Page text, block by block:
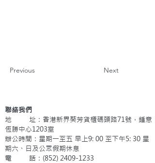
Previous Next
聯絡我們
地 址：香港新界葵芳貨櫃碼頭路71號，鍾意
恆勝中心1203室
辦公時間：星期一至五 早上9: 00 至下午5: 30 星
期六、日及公眾假期休息
電 話：(852) 2409-1233